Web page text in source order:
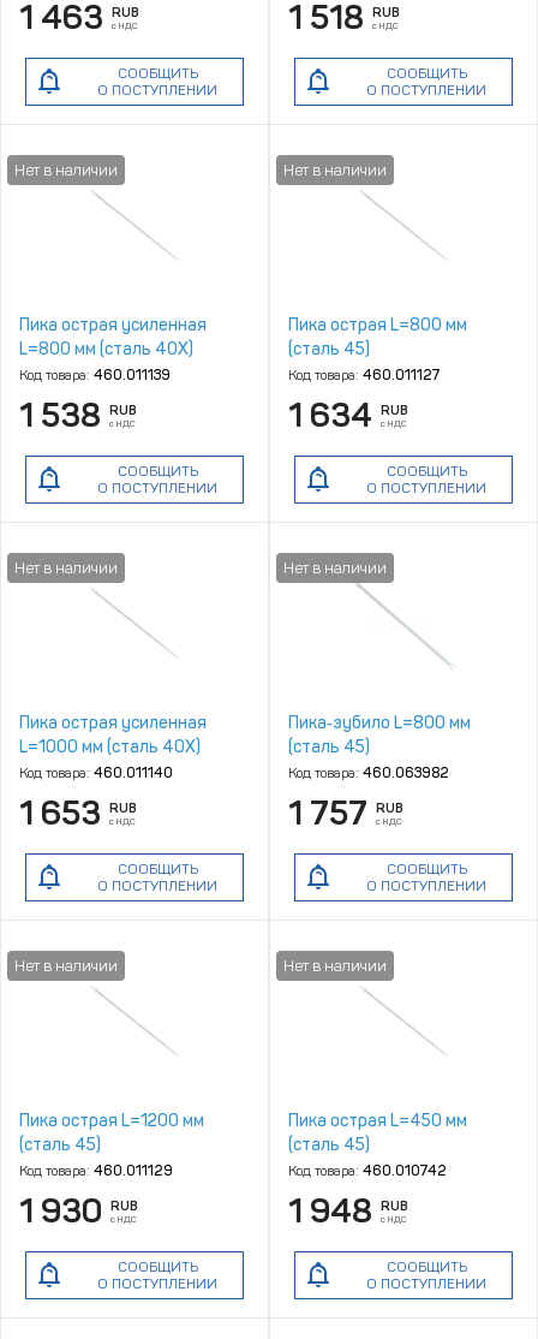
1 463 RUB
с НДС
СООБЩИТЬ
О ПОСТУПЛЕНИИ
1 518 RUB
с НДС
СООБЩИТЬ
О ПОСТУПЛЕНИИ
Пика острая усиленная
L=800 мм (сталь 40Х)
Код товара: 460.011139
1 538 RUB
с НДС
СООБЩИТЬ
О ПОСТУПЛЕНИИ
Пика острая L=800 мм
(сталь 45)
Код товара: 460.011127
1 634 RUB
с НДС
СООБЩИТЬ
О ПОСТУПЛЕНИИ
Пика острая усиленная
L=1000 мм (сталь 40Х)
Код товара: 460.011140
1 653 RUB
с НДС
СООБЩИТЬ
О ПОСТУПЛЕНИИ
Пика‑зубило L=800 мм
(сталь 45)
Код товара: 460.063982
1 757 RUB
с НДС
СООБЩИТЬ
О ПОСТУПЛЕНИИ
Пика острая L=1200 мм
(сталь 45)
Код товара: 460.011129
1 930 RUB
с НДС
СООБЩИТЬ
О ПОСТУПЛЕНИИ
Пика острая L=450 мм
(сталь 45)
Код товара: 460.010742
1 948 RUB
с НДС
СООБЩИТЬ
О ПОСТУПЛЕНИИ